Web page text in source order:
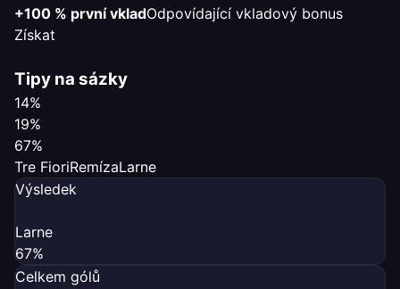
+100 % první vkladOdpovídající vkladový bonus
Získat
Tipy na sázky
14%
19%
67%
Tre FioriRemízaLarne
Výsledek
Larne
67%
Celkem gólů